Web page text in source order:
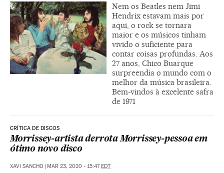
Nem os Beatles nem Jimi
Hendrix estavam mais por
aqui, o rock se tornara
maior e os músicos tinham
vivido o suficiente para
contar coisas profundas. Aos
27 anos, Chico Buarque
surpreendia o mundo com o
melhor da música brasileira.
Bem-vindos à excelente safra
de 1971
CRÍTICA DE DISCOS
Morrissey-artista derrota Morrissey-pessoa em
ótimo novo disco
XAVI SANCHO | MAR 23, 2020 - 15:47EDT